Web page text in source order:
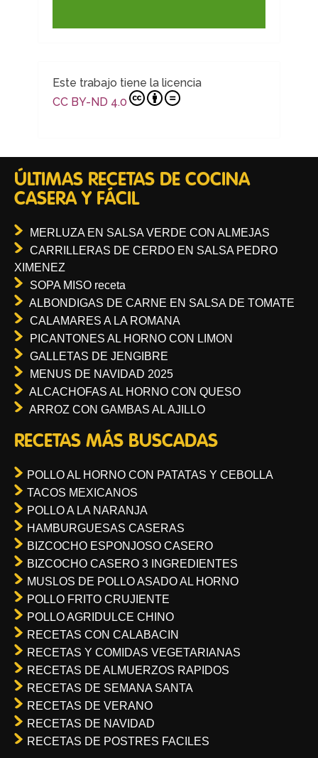
Este trabajo tiene la licencia
CC BY-ND 4.0
ÚLTIMAS RECETAS DE COCINA
CASERA Y FÁCIL
MERLUZA EN SALSA VERDE CON ALMEJAS
CARRILLERAS DE CERDO EN SALSA PEDRO
XIMENEZ
SOPA MISO receta
ALBONDIGAS DE CARNE EN SALSA DE TOMATE
CALAMARES A LA ROMANA
PICANTONES AL HORNO CON LIMON
GALLETAS DE JENGIBRE
MENUS DE NAVIDAD 2025
ALCACHOFAS AL HORNO CON QUESO
ARROZ CON GAMBAS AL AJILLO
RECETAS MÁS BUSCADAS
POLLO AL HORNO CON PATATAS Y CEBOLLA
TACOS MEXICANOS
POLLO A LA NARANJA
HAMBURGUESAS CASERAS
BIZCOCHO ESPONJOSO CASERO
BIZCOCHO CASERO 3 INGREDIENTES
MUSLOS DE POLLO ASADO AL HORNO
POLLO FRITO CRUJIENTE
POLLO AGRIDULCE CHINO
RECETAS CON CALABACIN
RECETAS Y COMIDAS VEGETARIANAS
RECETAS DE ALMUERZOS RAPIDOS
RECETAS DE SEMANA SANTA
RECETAS DE VERANO
RECETAS DE NAVIDAD
RECETAS DE POSTRES FACILES